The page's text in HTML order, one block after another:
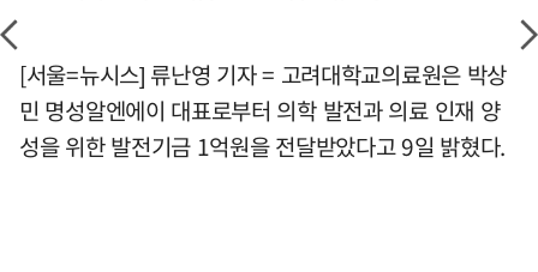
[서울=뉴시스] 류난영 기자 = 고려대학교의료원은 박상
민 명성알엔에이 대표로부터 의학 발전과 의료 인재 양
성을 위한 발전기금 1억원을 전달받았다고 9일 밝혔다.